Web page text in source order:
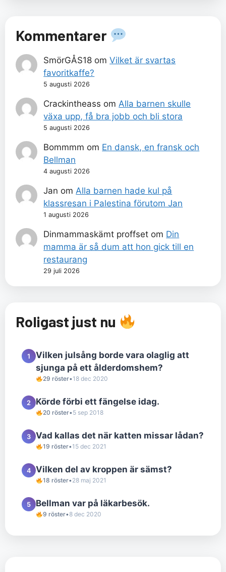
Kommentarer
SmörGÅS18 omVilket är svartas
favoritkaffe?
5 augusti 2026
Crackintheass om Alla barnen skulle
växa upp, få bra jobb och bli stora
5 augusti 2026
Bommmm om En dansk, en fransk och
Bellman
4 augusti 2026
Jan om Alla barnen hade kul på
klassresan i Palestina förutom Jan
1 augusti 2026
Dinmammaskämt proffset om Din
mamma är så dum att hon gick till en
restaurang
29 juli 2026
Roligast just nu
1
Vilken julsång borde vara olaglig att
sjunga på ett ålderdomshem?
29 röster•18 dec 2020
2 Körde förbi ett fängelse idag.
20 röster•5 sep 2018
3 Vad kallas det när katten missar lådan?
19 röster•15 dec 2021
4 Vilken del av kroppen är sämst?
18 röster•28 maj 2021
5 Bellman var på läkarbesök.
9 röster•8 dec 2020